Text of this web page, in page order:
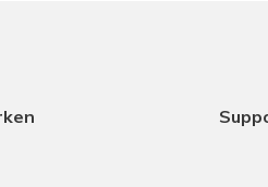
18-12-2025